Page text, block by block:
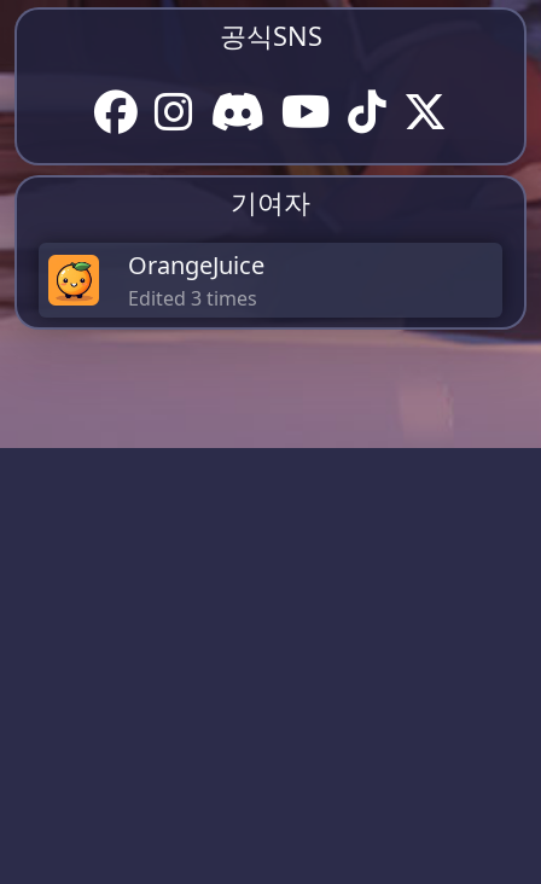
공식SNS
기여자
OrangeJuice
Edited 3 times